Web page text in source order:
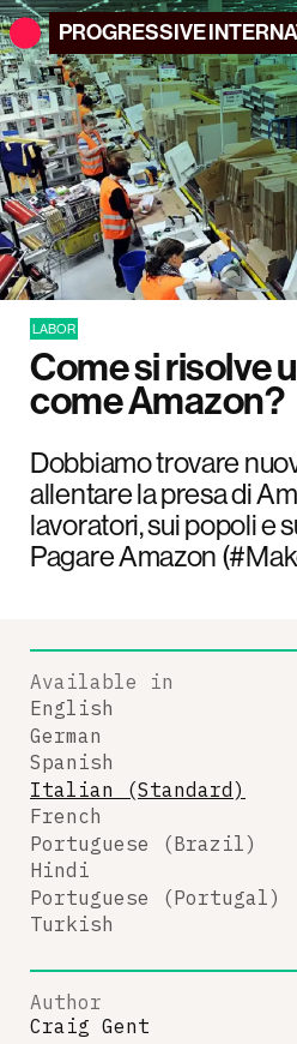
PROGRESSIVE
LABOR
Come si risolve
come Amazon?
Dobbiamo trovare
allentare la presa di
lavoratori, sui popoli e
Pagare Amazon
Available in
English
German
Spanish
Italian (Standard)
French
Portuguese (Brazil)
Hindi
Portuguese (Portugal)
Turkish
Author
Craig Gent